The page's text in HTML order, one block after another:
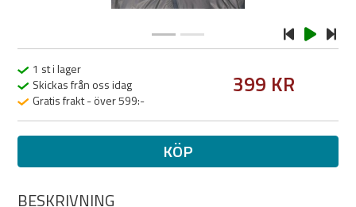
1 st i lager
Skickas från oss idag
Gratis frakt - över 599:-
399 KR
KÖP
BESKRIVNING